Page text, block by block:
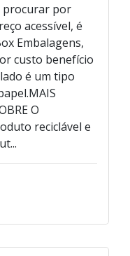
procurar por
acessível, é
Embalagens,
custo benefício
é um tipo
O
reciclável e